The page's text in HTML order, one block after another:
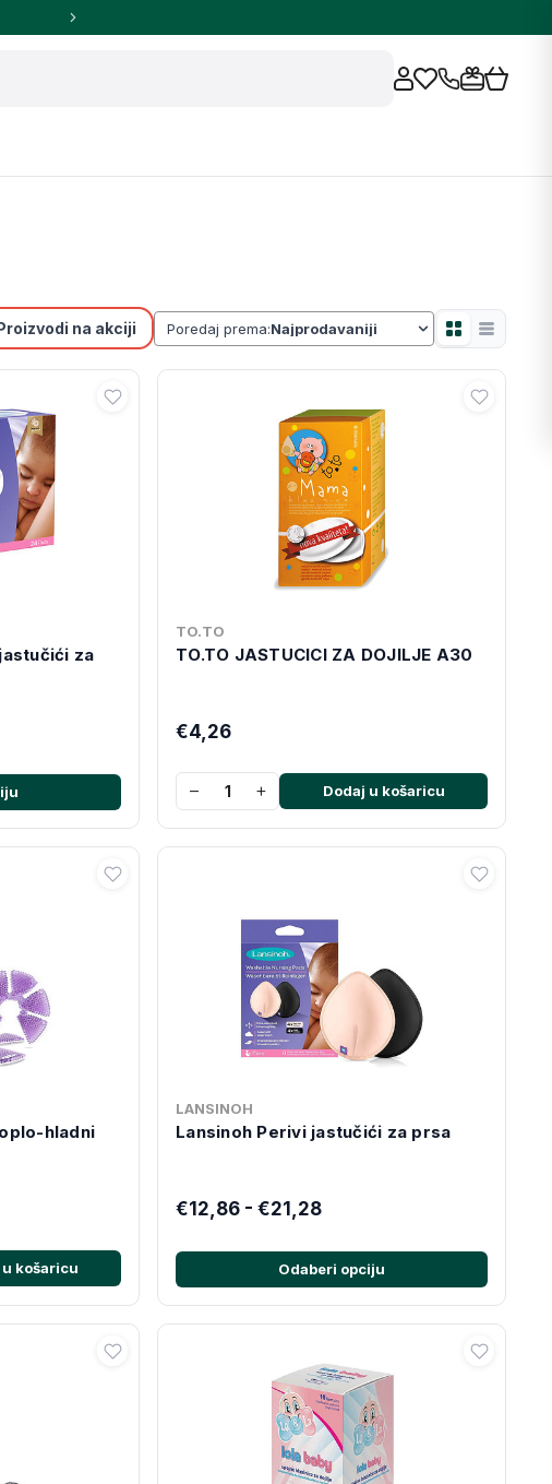
na akciji Poredaj prema:
za
TO.TO
TO.TO JASTUCICI ZA DOJILJE A30
€4,26
− + Dodaj u košaricu
hladni
u košaricu
LANSINOH
Lansinoh Perivi jastučići za prsa
€12,86 - €21,28
Odaberi opciju